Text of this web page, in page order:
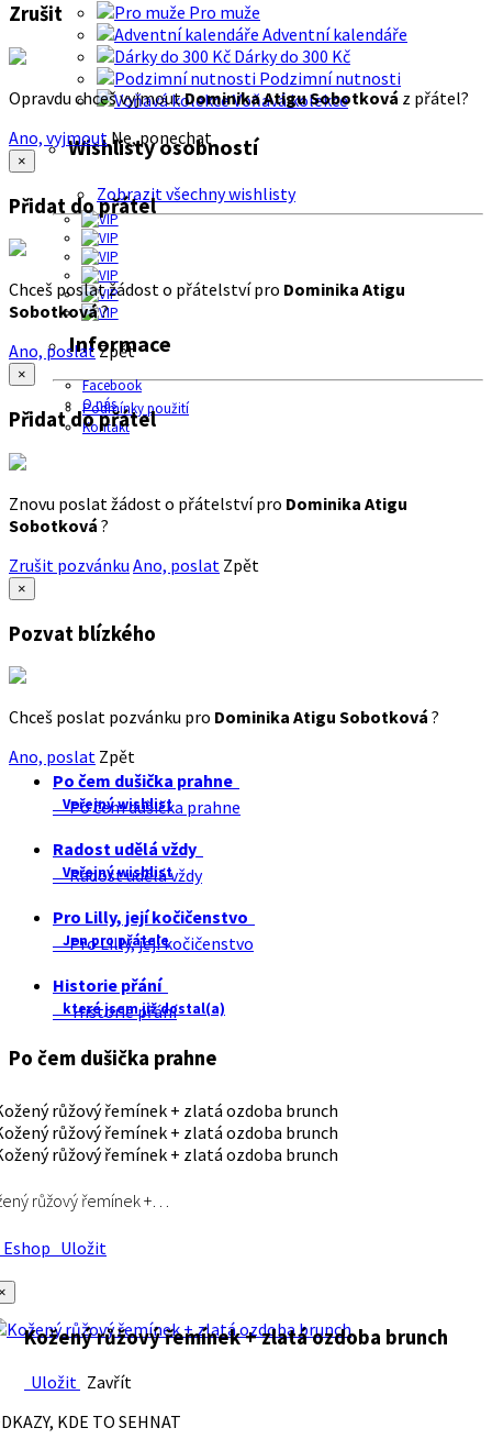
Pro muže
Adventní kalendáře
Dárky do 300 Kč
Podzimní nutnosti
Voňavá kolekce
Wishlisty osobností
Zobrazit všechny wishlisty
Informace
Facebook
O nás
Podmínky použití
Kontakt
Zrušit
Opravdu chceš vyjmoutDominika Atigu Sobotková z přátel?
Ano, vyjmout Ne, ponechat
×
Přidat do přátel
Chceš poslat žádost o přátelství pro Dominika Atigu
Sobotková?
Ano, poslatZpět
×
Přidat do přátel
Znovu poslat žádost o přátelství pro Dominika Atigu
Sobotková ?
Zrušit pozvánku Ano, poslat Zpět
×
Pozvat blízkého
Chceš poslat pozvánku pro Dominika Atigu Sobotková ?
Ano, poslat Zpět
Po čem dušička prahne
Veřejný wishlist
Po čem dušička prahne
Radost udělá vždy
Veřejný wishlist
Radost udělá vždy
Pro Lilly, její kočičenstvo
Jen pro přátele
Pro Lilly, její kočičenstvo
Historie přání
které jsem již dostal(a)
Historie přání
Po čem dušička prahne
růžový řemínek +…
Uložit
Kožený růžový řemínek + zlatá ozdoba brunch
Uložit Zavřít
KDE TO SEHNAT